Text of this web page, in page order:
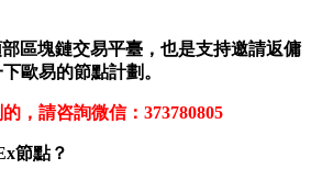
區塊鏈交易平臺，也是支持邀請返傭
歐易的節點計劃。
，請咨詢微信：373780805
節點？